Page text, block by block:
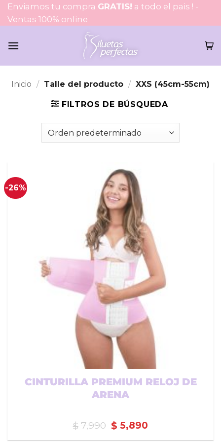
Saltar
Enviamos tu compra GRATIS! a todo el pais ! -
Ventas 100% online
Inicio / Talle del producto / XXS (45cm-55cm)
FILTROS DE BÚSQUEDA
-26%
CINTURILLA PREMIUM RELOJ DE
ARENA
$ 7,990 El
$ 5,890